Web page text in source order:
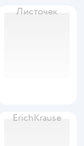
Листочек
ErichKrause